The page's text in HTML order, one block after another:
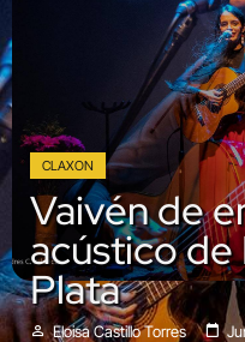
CLAXON
Vaivén de
acústico de
Plata
Eloisa Castillo Torres